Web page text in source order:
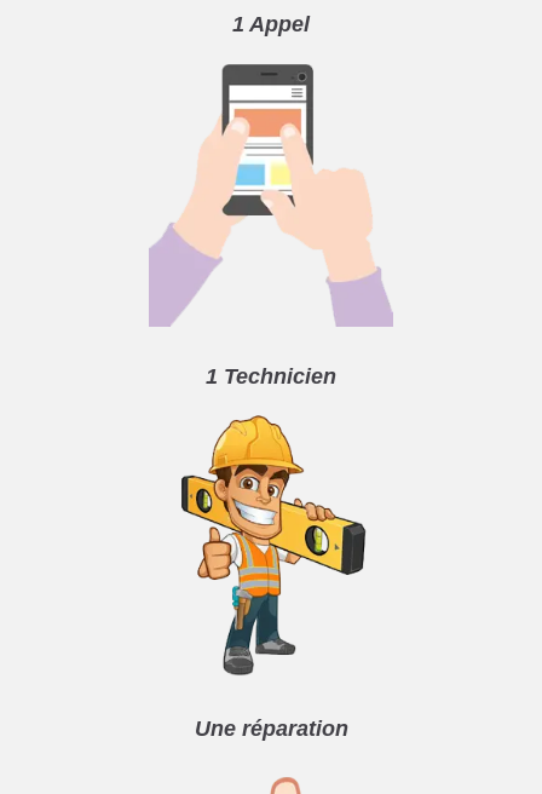
1 Appel
1 Technicien
Une réparation